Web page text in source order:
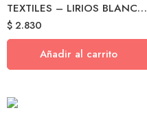
TEXTILES – LIRIOS BLANCOS
$2.830
Añadir al carrito